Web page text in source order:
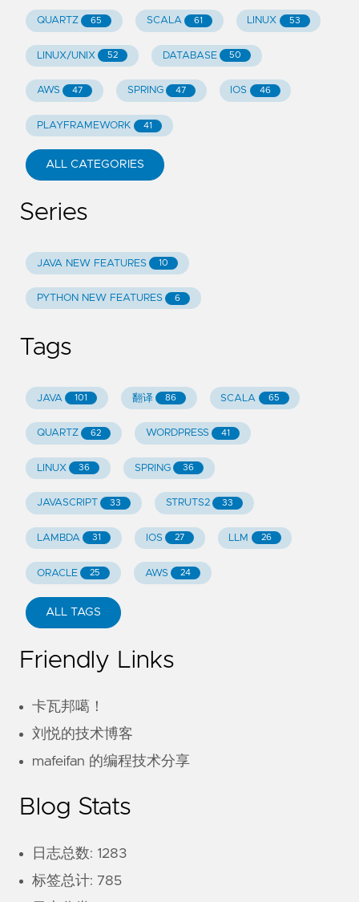
QUARTZ 65 SCALA 61 LINUX 53
LINUX/UNIX 52 DATABASE 50
AWS 47 SPRING 47 IOS 46
PLAYFRAMEWORK 41
ALL CATEGORIES
Series
JAVA NEW FEATURES 10
PYTHON NEW FEATURES 6
Tags
JAVA 101 翻译 86 SCALA 65
QUARTZ 62 WORDPRESS 41
LINUX 36 SPRING 36
JAVASCRIPT 33 STRUTS2 33
LAMBDA 31 IOS 27 LLM 26
ORACLE 25 AWS 24
ALL TAGS
Friendly Links
卡瓦邦噶！
刘悦的技术博客
mafeifan 的编程技术分享
Blog Stats
日志总数: 1283
标签总计: 785